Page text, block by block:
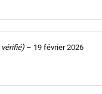
– 19 février 2026